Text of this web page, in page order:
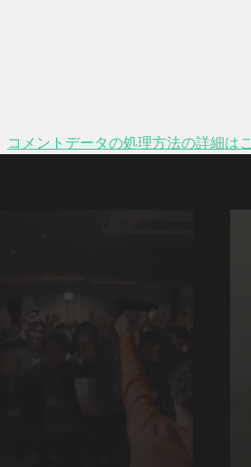
コメントデータの処理方法の詳細は